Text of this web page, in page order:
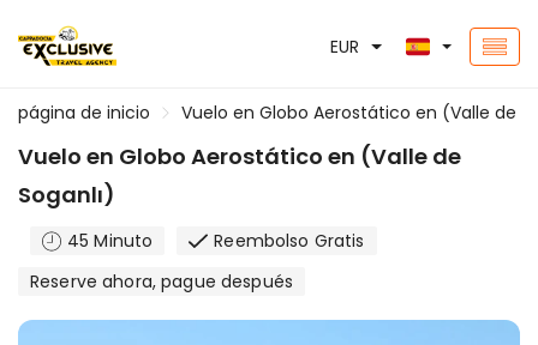
EUR
página de inicio Vuelo en Globo Aerostático en (Valle de
Vuelo en Globo Aerostático en (Valle de
Soganlı)
45 Minuto
Reembolso Gratis
Reserve ahora, pague después